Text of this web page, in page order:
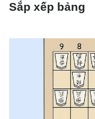
Sắp xếp bảng